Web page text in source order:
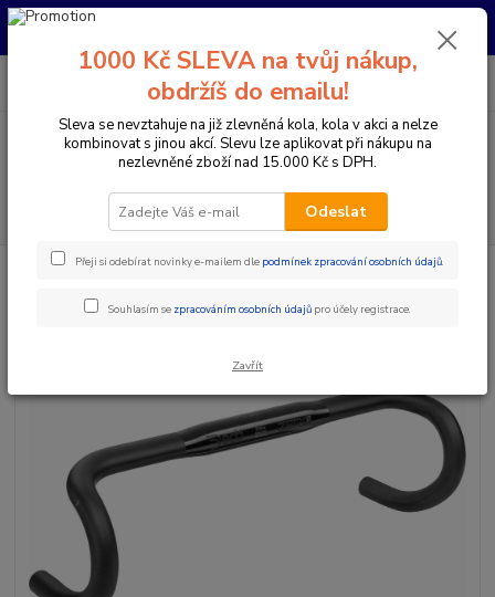
Pro nachystání kola / doplňků na prodejně si prosím zavolejte dopředu.
Menu
CZK
PO-PÁ 10:00-17:00 | SO: 9:00-12:00
Komponenty na kolo Řídítka Berany / Gravel
ŘÍDÍTKA
1000 Kč SLEVA na tvůj nákup,
obdržíš do emailu!
Sleva se nevztahuje na již zlevněná kola, kola v akci a nelze
kombinovat s jinou akcí. Slevu lze aplikovat při nákupu na
nezlevněné zboží nad 15.000 Kč s DPH.
Odeslat
Přeji si odebírat novinky e-mailem dle podmínek zpracování osobních údajů.
Souhlasím se zpracováním osobních údajů pro účely registrace.
Zavřít